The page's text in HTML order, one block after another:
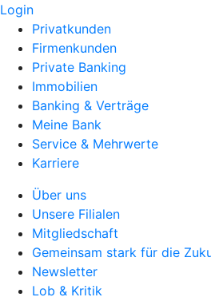
Login
Privatkunden
Firmenkunden
Private Banking
Immobilien
Banking & Verträge
Meine Bank
Service & Mehrwerte
Karriere
Über uns
Unsere Filialen
Mitgliedschaft
Gemeinsam stark für die
Newsletter
Lob & Kritik